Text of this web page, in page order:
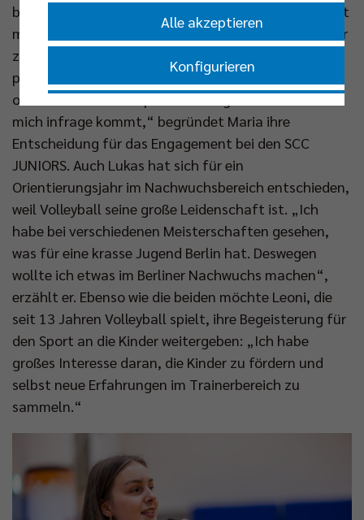
beruflichen Weg ich einschlagen möchte. Das FSJ hat
mir die Möglichkeit gegeben, meine Interessen weiter
zu erforschen, mich sowohl sportlich als auch
persönlich weiterzuentwickeln und herauszufinden,
ob eine Zukunft im Sport- und Jugendbereich für
mich infrage kommt,“ begründet Maria ihre
Entscheidung für das Engagement bei den SCC
JUNIORS. Auch Lukas hat sich für ein
Orientierungsjahr im Nachwuchsbereich entschieden,
weil Volleyball seine große Leidenschaft ist. „Ich
habe bei verschiedenen Meisterschaften gesehen,
was für eine krasse Jugend Berlin hat. Deswegen
wollte ich etwas im Berliner Nachwuchs machen“,
erzählt er. Ebenso wie die beiden möchte Leoni, die
seit 13 Jahren Volleyball spielt, ihre Begeisterung für
den Sport an die Kinder weitergeben: „Ich habe
großes Interesse daran, die Kinder zu fördern und
selbst neue Erfahrungen im Trainerbereich zu
sammeln.“
Alle akzeptieren
Konfigurieren
Nur essenzielle Cookies akzeptieren
Impressum|Datenschutzerklärung